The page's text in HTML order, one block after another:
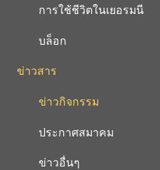
การใช้ชีวิตในเยอรมนี
บล็อก
ข่าวสาร
ข่าวกิจกรรม
ประกาศสมาคม
ข่าวอื่นๆ